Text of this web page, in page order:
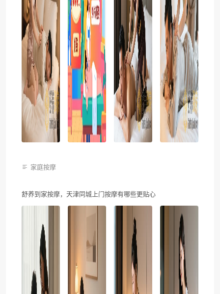
家庭按摩
舒养到家按摩，天津同城上门按摩有哪些更贴心